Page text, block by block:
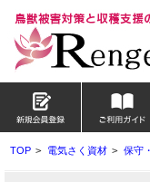
TOP > 電気さく資材 > 保守